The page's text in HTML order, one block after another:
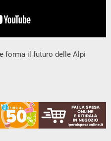
forma il futuro delle Alpi